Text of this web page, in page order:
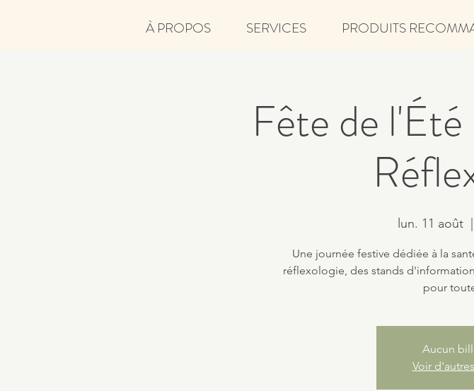
À PROPOS SERVICES PRODUITS
Fête de
lun. 11 août
Une journée festive dédiée à la
réflexologie, des stands
pour
Aucun
Voir